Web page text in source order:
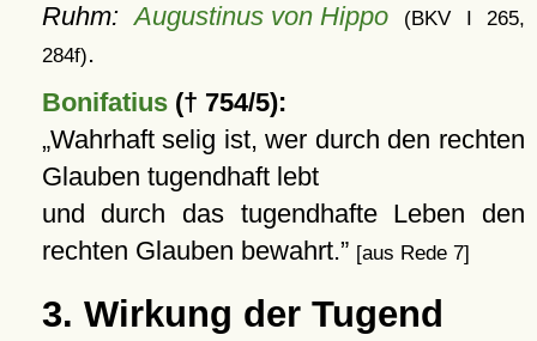
Ruhm:Augustinus von Hippo
(BKV I 265,
284f).
Bonifatius(† 754/5):
Wahrhaft selig ist, wer durch den rechten
Glauben tugendhaft lebt
und durch das tugendhafte Leben den
rechten Glauben bewahrt.
[aus Rede 7]
3. Wirkung der Tugend